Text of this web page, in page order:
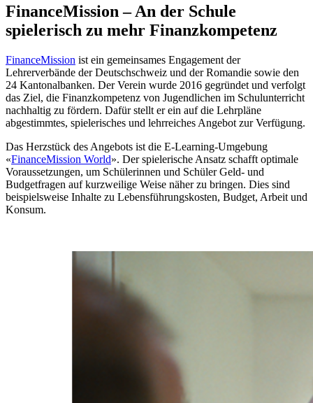
FinanceMission – An der Schule
spielerisch zu mehr Finanzkompetenz
FinanceMission ist ein gemeinsames Engagement der
Lehrerverbände der Deutschschweiz und der Romandie sowie den
24 Kantonalbanken. Der Verein wurde 2016 gegründet und verfolgt
das Ziel, die Finanzkompetenz von Jugendlichen im Schulunterricht
nachhaltig zu fördern. Dafür stellt er ein auf die Lehrpläne
abgestimmtes, spielerisches und lehrreiches Angebot zur Verfügung.
Das Herzstück des Angebots ist die E-Learning-Umgebung
«FinanceMission World». Der spielerische Ansatz schafft optimale
Voraussetzungen, um Schülerinnen und Schüler Geld- und
Budgetfragen auf kurzweilige Weise näher zu bringen. Dies sind
beispielsweise Inhalte zu Lebensführungskosten, Budget, Arbeit und
Konsum.